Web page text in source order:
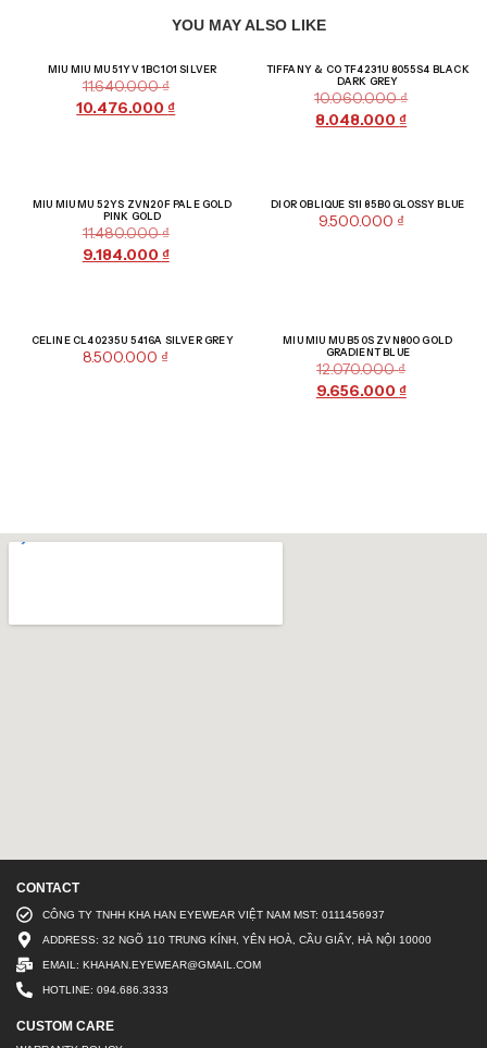
YOU MAY ALSO LIKE
MIU MIU MU 51YV 1BC1O1 SILVER
11.640.000₫
10.476.000₫
TIFFANY & CO TF4231U 8055S4 BLACK
DARK GREY
10.060.000₫
8.048.000₫
MIU MIU MU 52YS ZVN20F PALE GOLD
PINK GOLD
11.480.000₫
9.184.000 ₫
DIOR OBLIQUE S1I 85B0 GLOSSY BLUE
9.500.000 ₫
CELINE CL40235U 5416A SILVER GREY
8.500.000 ₫
MIU MIU MU B50S ZVN80O GOLD
GRADIENT BLUE
12.070.000₫
9.656.000 ₫
CONTACT
CÔNG TY TNHH KHA HAN EYEWEAR VIỆT NAM MST: 0111456937
ADDRESS: 32 NGÕ 110 TRUNG KÍNH, YÊN HOÀ, CẦU GIẤY, HÀ NỘI 10000
EMAIL: KHAHAN.EYEWEAR@GMAIL.COM
HOTLINE: 094.686.3333
CUSTOM CARE